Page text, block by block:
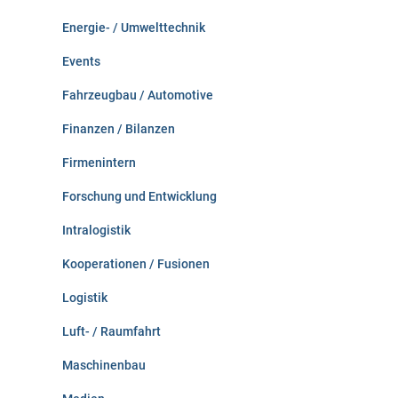
Energie- / Umwelttechnik
Events
Fahrzeugbau / Automotive
Finanzen / Bilanzen
Firmenintern
Forschung und Entwicklung
Intralogistik
Kooperationen / Fusionen
Logistik
Luft- / Raumfahrt
Maschinenbau